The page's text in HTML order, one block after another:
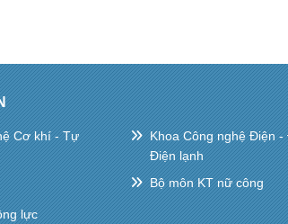
Cơ khí - Tự
lực
Khoa Công nghệ Điện
Điện lạnh
Bộ môn KT nữ công